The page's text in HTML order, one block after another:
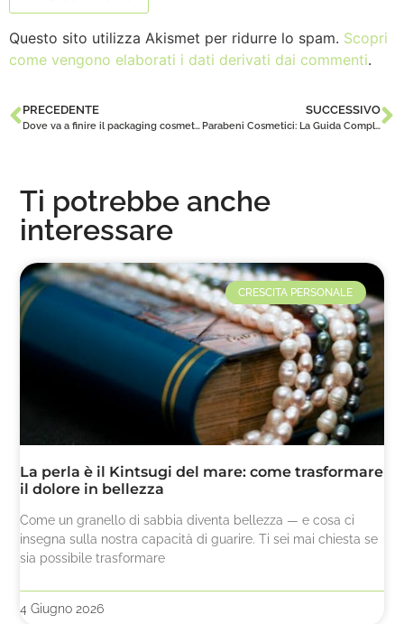
Questo sito utilizza Akismet per ridurre lo spam. Scopri
come vengono elaborati i dati derivati dai commenti.
PRECEDENTE
Dove va a finire il packaging cosmetico?
SUCCESSIVO
Parabeni Cosmetici: La Guida Completa Basata sulla Scienza
Ti potrebbe anche
interessare
CRESCITA PERSONALE
La perla è il Kintsugi del mare: come trasformare
il dolore in bellezza
Come un granello di sabbia diventa bellezza — e cosa ci
insegna sulla nostra capacità di guarire. Ti sei mai chiesta se
sia possibile trasformare
4 Giugno 2026